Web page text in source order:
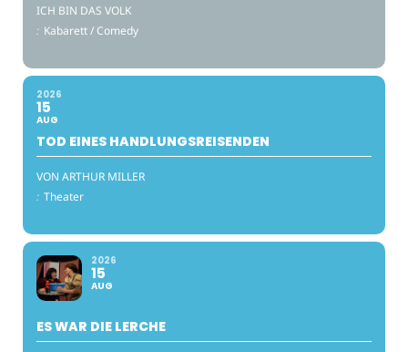
ICH BIN DAS VOLK
: Kabarett / Comedy
2026
15
AUG
TOD EINES HANDLUNGSREISENDEN
VON ARTHUR MILLER
: Theater
2026
15
AUG
ES WAR DIE LERCHE